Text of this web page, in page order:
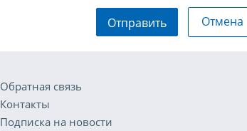
Отправить Отмена
Обратная связь
Контакты
Подписка на новости